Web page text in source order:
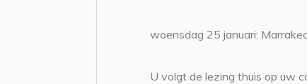
woensdag 25 januari:
U volgt de lezing thuis op uw